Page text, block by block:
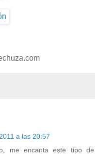
a las 20:57
me encanta este tipo de